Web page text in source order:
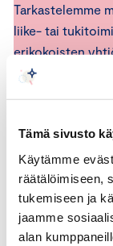
Tämä sivusto
Käytämme
räätälöimiseen,
tukemiseen ja
jaamme
alan
Tarkastelemme
liike- tai
erikokoisten